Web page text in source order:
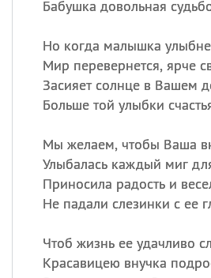
Бабушка довольная
Но когда малышка
Мир перевернется, ярче
Засияет солнце в Вашем
Больше той улыбки
Мы желаем, чтобы Ваша
Улыбалась каждый миг
Приносила радость и
Не падали слезинки с ее
Чтоб жизнь ее удачливо
Красавицею внучка
ИМЕНА